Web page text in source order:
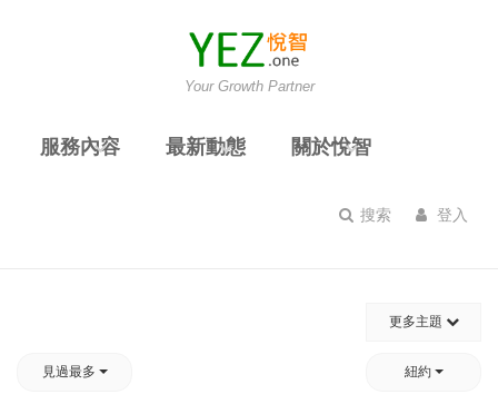
Your Growth Partner
服務內容 最新動態 關於悅智
搜索 登入
更多主題
見過最多 紐約